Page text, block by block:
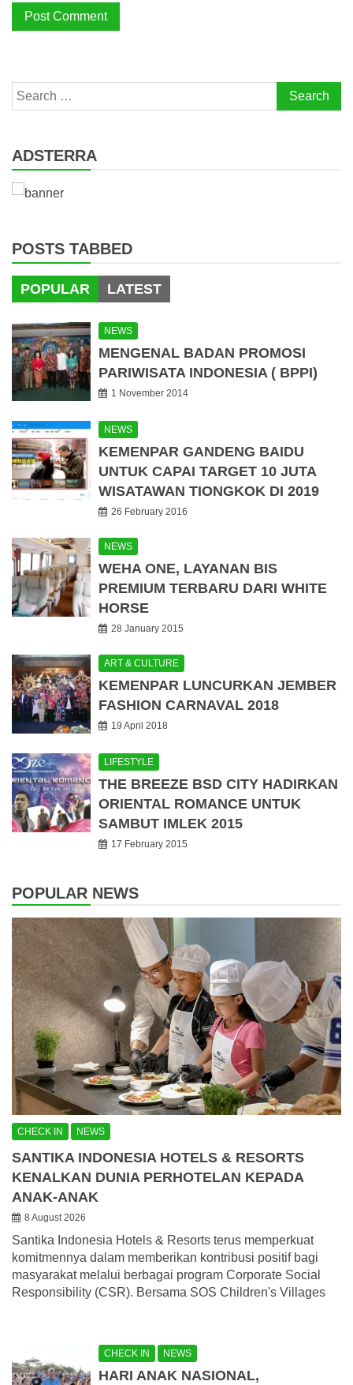
Search
for:
ADSTERRA
POSTS TABBED
POPULAR LATEST
NEWS
MENGENAL BADAN PROMOSI
PARIWISATA INDONESIA ( BPPI)
1 November 2014
NEWS
KEMENPAR GANDENG BAIDU
UNTUK CAPAI TARGET 10 JUTA
WISATAWAN TIONGKOK DI 2019
26 February 2016
NEWS
WEHA ONE, LAYANAN BIS
PREMIUM TERBARU DARI WHITE
HORSE
28 January 2015
ART & CULTURE
KEMENPAR LUNCURKAN JEMBER
FASHION CARNAVAL 2018
19 April 2018
LIFESTYLE
THE BREEZE BSD CITY HADIRKAN
ORIENTAL ROMANCE UNTUK
SAMBUT IMLEK 2015
17 February 2015
POPULAR NEWS
CHECK IN NEWS
SANTIKA INDONESIA HOTELS & RESORTS
KENALKAN DUNIA PERHOTELAN KEPADA
ANAK-ANAK
8 August 2026
Santika Indonesia Hotels & Resorts terus memperkuat
komitmennya dalam memberikan kontribusi positif bagi
masyarakat melalui berbagai program Corporate Social
Responsibility (CSR). Bersama SOS Children's Villages
CHECK IN NEWS
HARI ANAK NASIONAL,